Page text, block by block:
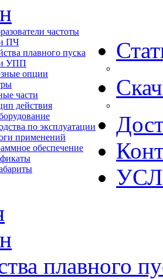
частоты
ПЧ
плавного пуска
УПП
опции
части
действия
по эксплуатации
применений
обеспечение
плавного